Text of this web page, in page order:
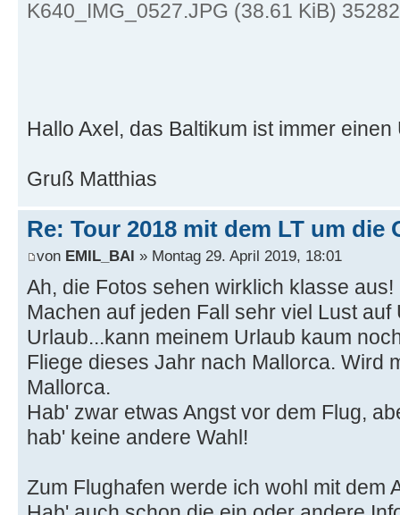
K640_IMG_0527.JPG (38.61 KiB)
Hallo Axel, das Baltikum ist immer
Gruß Matthias
Re: Tour 2018 mit dem LT um die
von EMIL_BAl » Montag 29. April 2019, 18:01
Ah, die Fotos sehen wirklich klasse aus!
Machen auf jeden Fall sehr viel Lust auf
Urlaub...kann meinem Urlaub kaum
Fliege dieses Jahr nach Mallorca. Wird
Mallorca.
Hab' zwar etwas Angst vor dem Flug,
hab' keine andere Wahl!
Zum Flughafen werde ich wohl mit dem